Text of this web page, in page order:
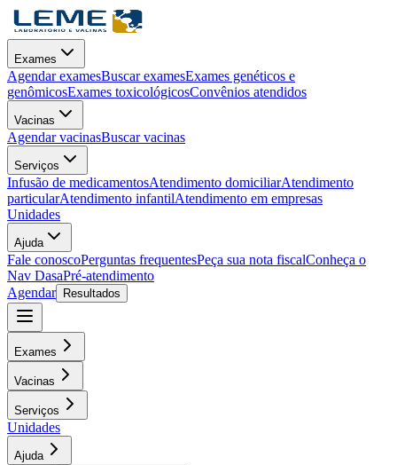
Exames
Agendar examesBuscar examesExames genéticos e
genômicosExames toxicológicosConvênios atendidos
Vacinas
Agendar vacinasBuscar vacinas
Serviços
Infusão de medicamentosAtendimento domiciliarAtendimento
particularAtendimento infantilAtendimento em empresas
Unidades
Ajuda
Fale conoscoPerguntas frequentesPeça sua nota fiscalConheça o
Nav DasaPré-atendimento
Agendar
Resultados
Exames
Vacinas
Serviços
Unidades
Ajuda